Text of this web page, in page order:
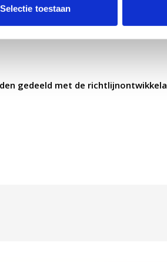
Selectie toestaanvan het team richtlijnen
gedeeld met de